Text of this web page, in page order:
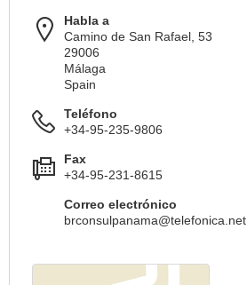
Habla a
Camino de San Rafael, 53
29006
Málaga
Spain
Teléfono
+34-95-235-9806
Fax
+34-95-231-8615
Correo electrónico
brconsulpanama@telefonica.net